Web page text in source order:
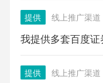
提供 线上推广渠道
我提供多套百度
提供 线上推广渠道